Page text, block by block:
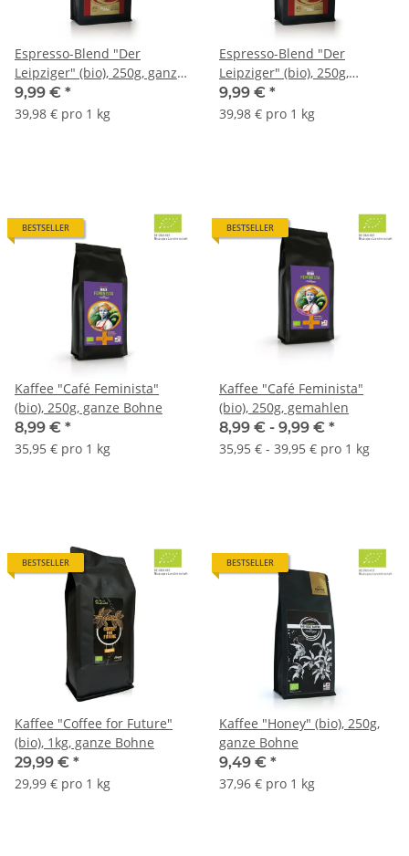
Espresso-Blend "Der
Leipziger" (bio), 250g, ganze
Bohne
9,99 € *
39,98 € pro 1 kg
Espresso-Blend "Der
Leipziger" (bio), 250g,
gemahlen
9,99 € *
39,98 € pro 1 kg
BESTSELLER
Kaffee "Café Feminista"
(bio), 250g, ganze Bohne
8,99 € *
35,95 € pro 1 kg
BESTSELLER
Kaffee "Café Feminista"
(bio), 250g, gemahlen
8,99 € - 9,99 € *
35,95 € - 39,95 € pro 1 kg
BESTSELLER
Kaffee "Coffee for Future"
(bio), 1kg, ganze Bohne
29,99 € *
29,99 € pro 1 kg
BESTSELLER
Kaffee "Honey" (bio), 250g,
ganze Bohne
9,49 € *
37,96 € pro 1 kg